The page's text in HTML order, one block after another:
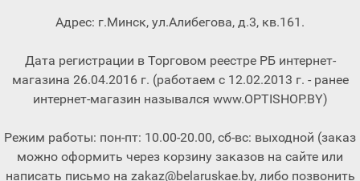
Адрес: г.Минск, ул.Алибегова, д.3, кв.161.
Дата регистрации в Торговом реестре РБ интернет-
магазина 26.04.2016 г. (работаем с 12.02.2013 г. - ранее
интернет-магазин назывался www.OPTISHOP.BY)
Режим работы: пон-пт: 10.00-20.00, сб-вс: выходной (заказ
можно оформить через корзину заказов на сайте или
написать письмо на zakaz@belaruskae.by, либо позвонить